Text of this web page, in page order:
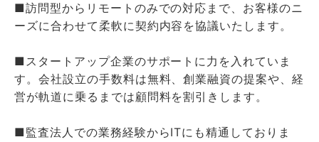
■訪問型からリモートのみでの対応まで、お客様のニ
ーズに合わせて柔軟に契約内容を協議いたします。
■スタートアップ企業のサポートに力を入れていま
す。会社設立の手数料は無料、創業融資の提案や、経
営が軌道に乗るまでは顧問料を割引きします。
■監査法人での業務経験からITにも精通しておりま